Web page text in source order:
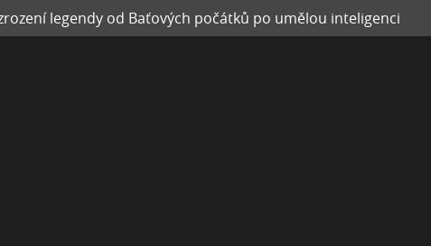
legendy od Baťových počátků po umělou inteligenci